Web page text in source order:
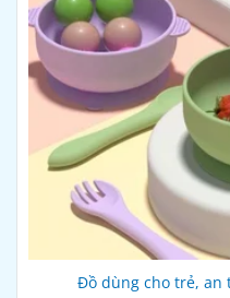
Đồ dùng cho trẻ, an